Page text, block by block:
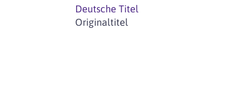
Deutsche Titel
Originaltitel